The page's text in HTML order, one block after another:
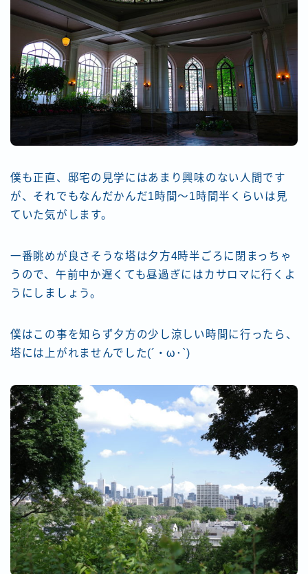
僕も正直、邸宅の見学にはあまり興味のない人間です
が、それでもなんだかんだ1時間〜1時間半くらいは見
ていた気がします。
一番眺めが良さそうな塔は夕方4時半ごろに閉まっちゃ
うので、午前中か遅くても昼過ぎにはカサロマに行くよ
うにしましょう。
僕はこの事を知らず夕方の少し涼しい時間に行ったら、
塔には上がれませんでした(´・ω･`)